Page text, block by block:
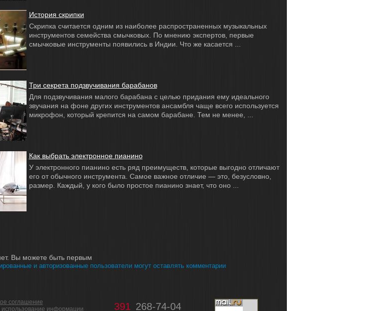
История скрипки
Скрипка считается одним из наиболее распространенных музыкальных
инструментов семейства смычковых. По мнению экспертов, первые
смычковые инструменты появились в Индии. Что же касается ...
Три секрета подзвучивания барабанов
Для подзвучивания малого барабана с целью придания ему идеального
звучания на фоне других инструментов ансамбля чаще всего используется
микрофон, который крепится на самом барабане. Тем не менее, ...
Как выбрать электронное пианино
У электронного пианино есть ряд преимуществ, которые выгодно отличают
его от обычного инструмента. Самое важное отличие — это, безусловно,
размер. Каждый, у кого было простое пианино знает, что оно ...
Вы можете быть первым
и авторизованные пользователи могут оставлять комментарии
соглашение
использование информации
391 268-74-04